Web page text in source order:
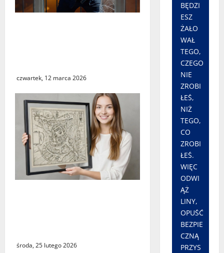
czwartek, 12 marca 2026
środa, 25 lutego 2026
BĘDZI
ESZ
ŻAŁO
WAŁ
TEGO,
CZEGO
NIE
ZROBI
ŁEŚ,
NIŻ
TEGO,
CO
ZROBI
ŁEŚ.
WIĘC
ODWI
ĄŻ
LINY,
OPUŚĆ
BEZPIE
CZNĄ
PRZYS